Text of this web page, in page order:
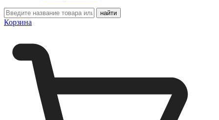
Корзина